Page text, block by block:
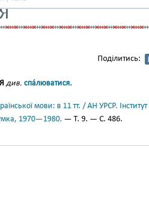
Поділитись:
див. спа́люватися.
мови: в 11 тт. / АН УРСР.
1970—1980. — Т. 9. — С. 486.